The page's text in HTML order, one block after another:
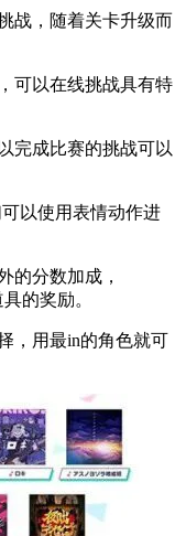
战，随着关卡升级而
可以在线挑战具有特
完成比赛的挑战可以
以使用表情动作进
的分数加成，
的奖励。
，用最in的角色就可